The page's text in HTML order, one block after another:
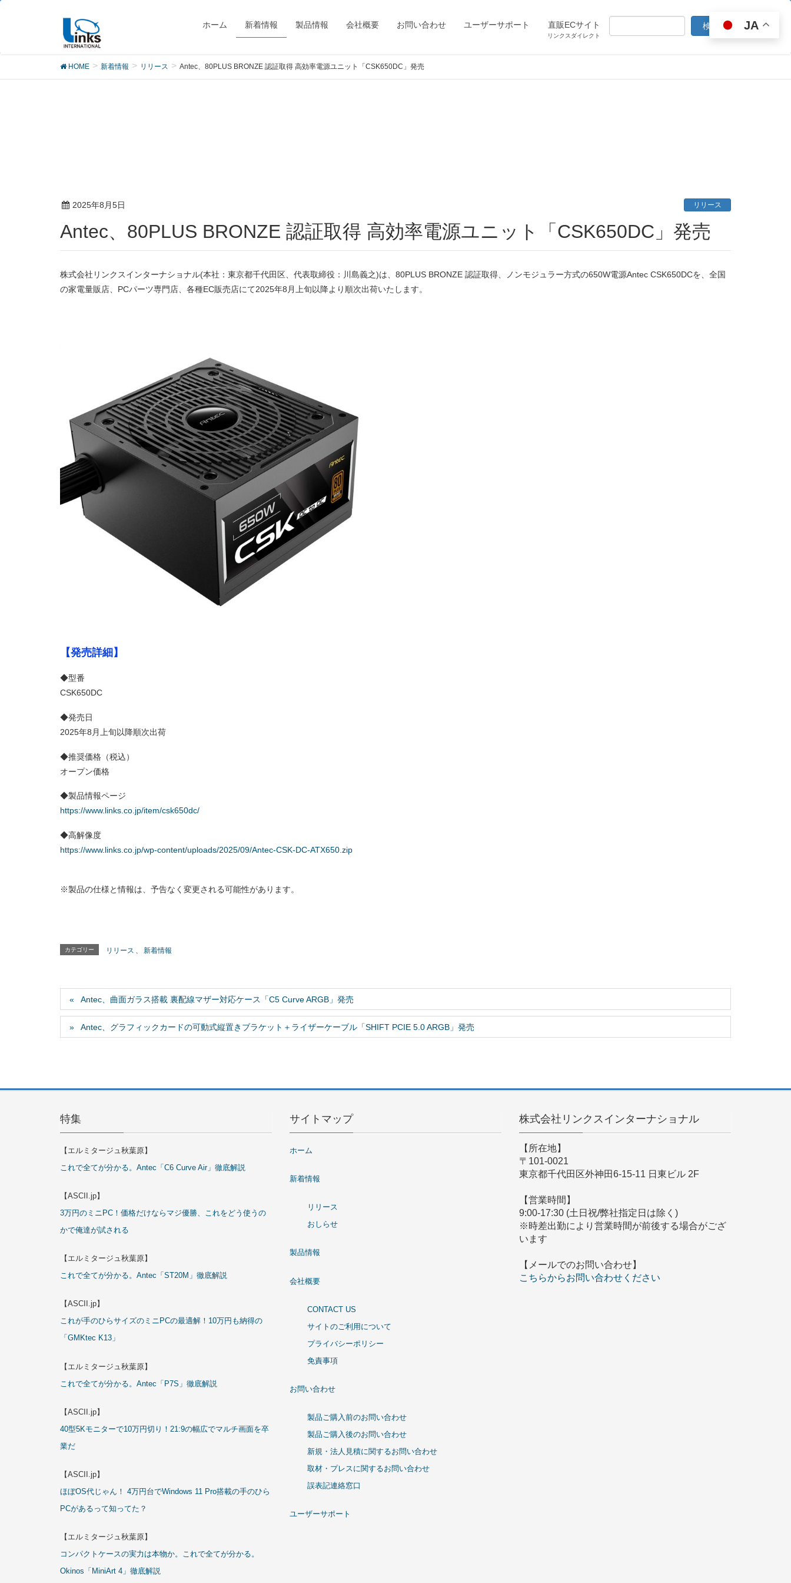
ホーム 新着情報 製品情報 会社概要 お問い合わせ ユーザーサポート 直販ECサイト
リンクスダイレクト
リリース
HOME 新着情報 リリース Antec、80PLUS BRONZE 認証取得 高効率電源ユニット「CSK650DC」発売
2025年8月5日 リリース
Antec、80PLUS BRONZE 認証取得 高効率電源ユニット「CSK650DC」発売
株式会社リンクスインターナショナル(本社：東京都千代田区、代表取締役：川島義之)は、80PLUS BRONZE 認証取得、ノンモジュラー方式の650W電源Antec CSK650DCを、全国
の家電量販店、PCパーツ専門店、各種EC販売店にて2025年8月上旬以降より順次出荷いたします。
【発売詳細】
◆型番
CSK650DC
◆発売日
2025年8月上旬以降順次出荷
◆推奨価格（税込）
オープン価格
◆製品情報ページ
https://www.links.co.jp/item/csk650dc/
◆高解像度
https://www.links.co.jp/wp-content/uploads/2025/09/Antec-CSK-DC-ATX650.zip
※製品の仕様と情報は、予告なく変更される可能性があります。
カテゴリー リリース 、 新着情報
Antec、曲面ガラス搭載 裏配線マザー対応ケース「C5 Curve ARGB」発売
Antec、グラフィックカードの可動式縦置きブラケット＋ライザーケーブル「SHIFT PCIE 5.0 ARGB」発売
特集
【エルミタージュ秋葉原】
これで全てが分かる。Antec「C6 Curve Air」徹底解説
【ASCII.jp】
3万円のミニPC！価格だけならマジ優勝、これをどう使うの
かで俺達が試される
【エルミタージュ秋葉原】
これで全てが分かる。Antec「ST20M」徹底解説
【ASCII.jp】
これが手のひらサイズのミニPCの最適解！10万円も納得の
「GMKtec K13」
【エルミタージュ秋葉原】
これで全てが分かる。Antec「P7S」徹底解説
【ASCII.jp】
40型5Kモニターで10万円切り！21:9の幅広でマルチ画面を卒
業だ
【ASCII.jp】
ほぼOS代じゃん！ 4万円台でWindows 11 Pro搭載の手のひら
PCがあるって知ってた？
【エルミタージュ秋葉原】
コンパクトケースの実力は本物か。これで全てが分かる。
Okinos「MiniArt 4」徹底解説
サイトマップ
ホーム
新着情報
リリース
おしらせ
製品情報
会社概要
CONTACT US
サイトのご利用について
プライバシーポリシー
免責事項
お問い合わせ
製品ご購入前のお問い合わせ
製品ご購入後のお問い合わせ
新規・法人見積に関するお問い合わせ
取材・プレスに関するお問い合わせ
誤表記連絡窓口
ユーザーサポート
株式会社リンクスインターナショナル
【所在地】
〒101-0021
東京都千代田区外神田6-15-11 日東ビル 2F
【営業時間】
9:00-17:30 (土日祝/弊社指定日は除く)
※時差出勤により営業時間が前後する場合がござ
います
【メールでのお問い合わせ】
こちらからお問い合わせください
JA